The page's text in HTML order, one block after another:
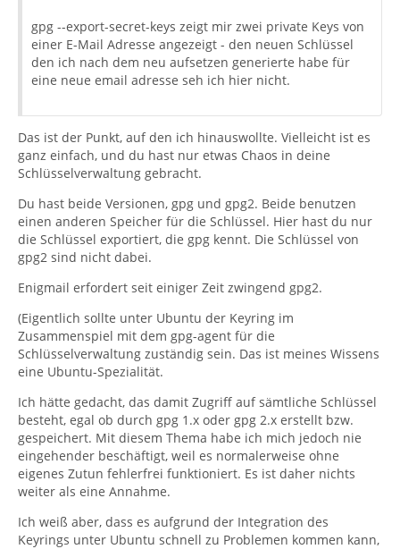
gpg --export-secret-keys zeigt mir zwei private Keys von
einer E-Mail Adresse angezeigt - den neuen Schlüssel
den ich nach dem neu aufsetzen generierte habe für
eine neue email adresse seh ich hier nicht.
Das ist der Punkt, auf den ich hinauswollte. Vielleicht ist es
ganz einfach, und du hast nur etwas Chaos in deine
Schlüsselverwaltung gebracht.
Du hast beide Versionen, gpg und gpg2. Beide benutzen
einen anderen Speicher für die Schlüssel. Hier hast du nur
die Schlüssel exportiert, die gpg kennt. Die Schlüssel von
gpg2 sind nicht dabei.
Enigmail erfordert seit einiger Zeit zwingend gpg2.
(Eigentlich sollte unter Ubuntu der Keyring im
Zusammenspiel mit dem gpg-agent für die
Schlüsselverwaltung zuständig sein. Das ist meines Wissens
eine Ubuntu-Spezialität.
Ich hätte gedacht, das damit Zugriff auf sämtliche Schlüssel
besteht, egal ob durch gpg 1.x oder gpg 2.x erstellt bzw.
gespeichert. Mit diesem Thema habe ich mich jedoch nie
eingehender beschäftigt, weil es normalerweise ohne
eigenes Zutun fehlerfrei funktioniert. Es ist daher nichts
weiter als eine Annahme.
Ich weiß aber, dass es aufgrund der Integration des
Keyrings unter Ubuntu schnell zu Problemen kommen kann,